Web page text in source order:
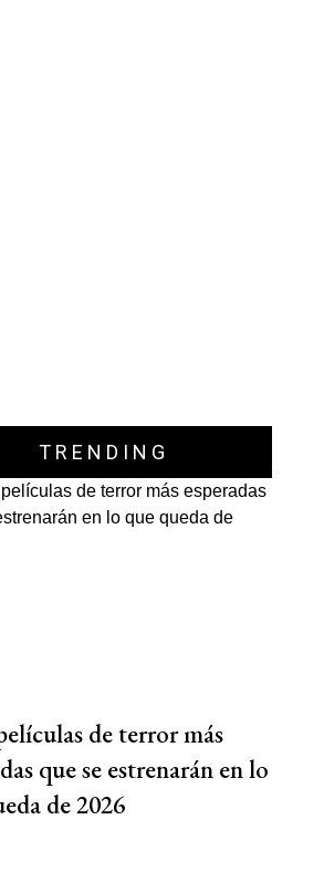
TRENDING
de terror más
que se estrenarán en lo
de 2026